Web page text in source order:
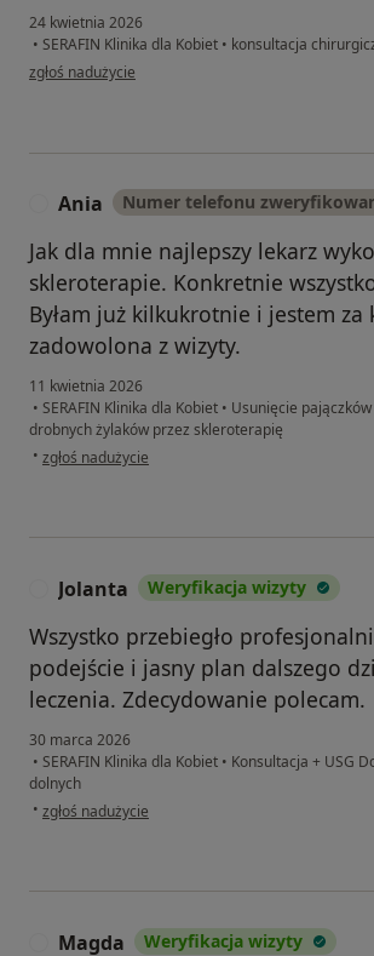
24 kwietnia 2026
• SERAFIN Klinika dla Kobiet • konsultacja
w opinii użytkownika Łukasz
zgłoś nadużycie
Ania Numer telefonu
Jak dla mnie najlepszy lekarz
skleroterapie. Konkretnie
Byłam już kilkukrotnie i jestem za
zadowolona z wizyty.
11 kwietnia 2026
• SERAFIN Klinika dla Kobiet • Usunięcie
drobnych żylaków przez skleroterapię
• w opinii użytkownika Ania
zgłoś nadużycie
Jolanta Weryfikacja wizyty
Wszystko przebiegło
podejście i jasny plan dalszego
leczenia. Zdecydowanie polecam.
30 marca 2026
• SERAFIN Klinika dla Kobiet • Konsultacja + USG
dolnych
• w opinii użytkownika Jolanta
zgłoś nadużycie
Magda Weryfikacja wizyty